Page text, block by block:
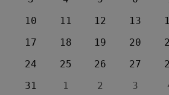
10
11 12 13
17
18 19 20
24
25 26 27
31
1 2 3